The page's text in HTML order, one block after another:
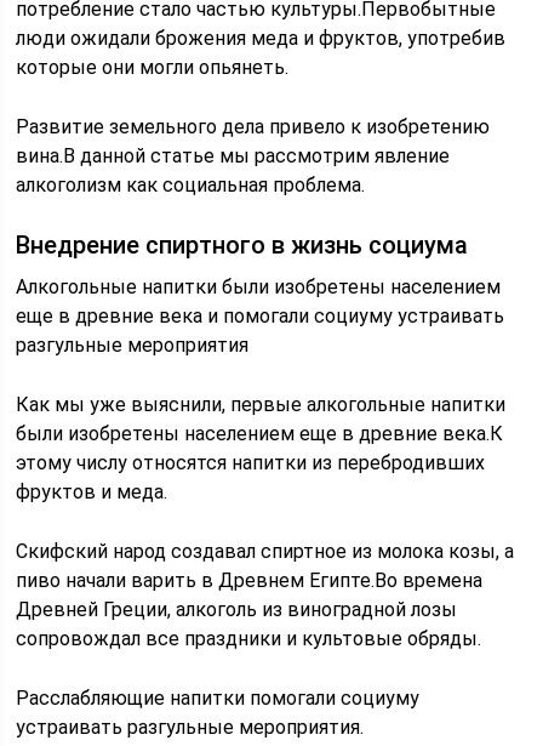
потребление стало частью культуры.Первобытные
люди ожидали брожения меда и фруктов, употребив
которые они могли опьянеть.
Развитие земельного дела привело к изобретению
вина.В данной статье мы рассмотрим явление
алкоголизм как социальная проблема.
Внедрение спиртного в жизнь социума
Алкогольные напитки были изобретены населением
еще в древние века и помогали социуму устраивать
разгульные мероприятия
Как мы уже выяснили, первые алкогольные напитки
были изобретены населением еще в древние века.К
этому числу относятся напитки из перебродивших
фруктов и меда.
Скифский народ создавал спиртное из молока козы, а
пиво начали варить в Древнем Египте.Во времена
Древней Греции, алкоголь из виноградной лозы
сопровождал все праздники и культовые обряды.
Расслабляющие напитки помогали социуму
устраивать разгульные мероприятия.